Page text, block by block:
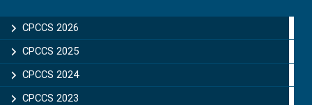
Sidebar
CPCCS 2026
CPCCS 2025
CPCCS 2024
CPCCS 2023